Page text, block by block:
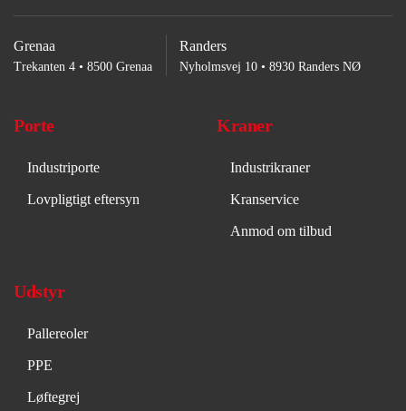
Grenaa
Trekanten 4 • 8500 Grenaa
Randers
Nyholmsvej 10 • 8930 Randers NØ
Porte
Industriporte
Lovpligtigt eftersyn
Kraner
Industrikraner
Kranservice
Anmod om tilbud
Udstyr
Pallereoler
PPE
Løftegrej